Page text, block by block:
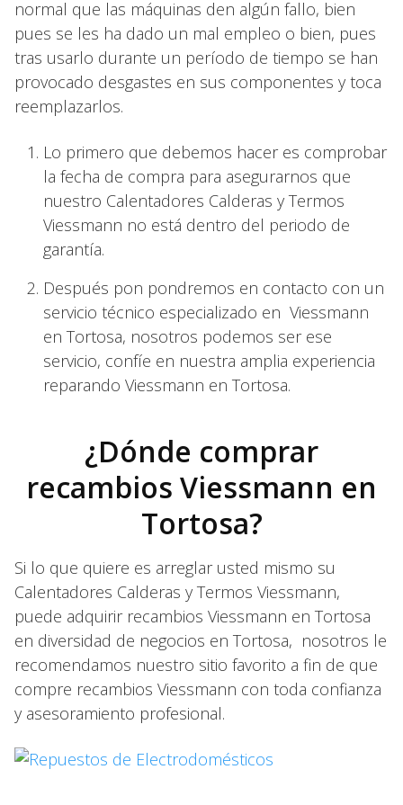
normal que las máquinas den algún fallo, bien
pues se les ha dado un mal empleo o bien, pues
tras usarlo durante un período de tiempo se han
provocado desgastes en sus componentes y toca
reemplazarlos.
Lo primero que debemos hacer es comprobar
la fecha de compra para asegurarnos que
nuestro Calentadores Calderas y Termos
Viessmann no está dentro del periodo de
garantía.
Después pon pondremos en contacto con un
servicio técnico especializado en Viessmann
en Tortosa, nosotros podemos ser ese
servicio, confíe en nuestra amplia experiencia
reparando Viessmann en Tortosa.
¿Dónde comprar
recambios Viessmann en
Tortosa?
Si lo que quiere es arreglar usted mismo su
Calentadores Calderas y Termos Viessmann,
puede adquirir recambios Viessmann en Tortosa
en diversidad de negocios en Tortosa, nosotros le
recomendamos nuestro sitio favorito a fin de que
compre recambios Viessmann con toda confianza
y asesoramiento profesional.